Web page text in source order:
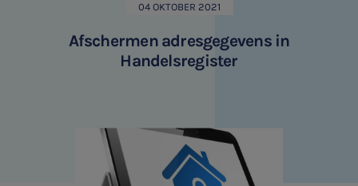
04 OKTOBER 2021
Afschermen adresgegevens in
Handelsregister